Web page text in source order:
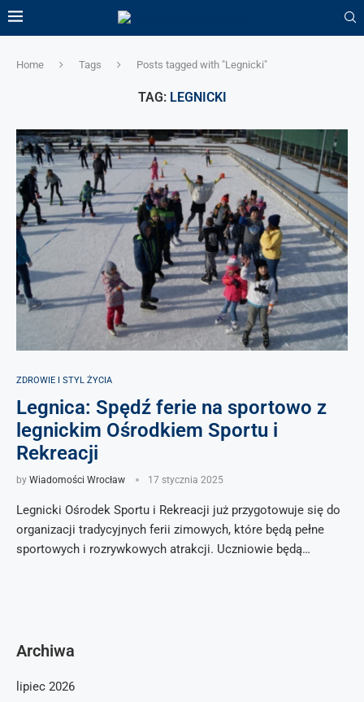
Home Tags Posts tagged with "Legnicki"
TAG: LEGNICKI
ZDROWIE I STYL ŻYCIA
Legnica: Spędź ferie na sportowo z
legnickim Ośrodkiem Sportu i
Rekreacji
by Wiadomości Wrocław 17 stycznia 2025
Legnicki Ośrodek Sportu i Rekreacji już przygotowuje się do
organizacji tradycyjnych ferii zimowych, które będą pełne
sportowych i rozrywkowych atrakcji. Uczniowie będą…
Archiwa
lipiec 2026